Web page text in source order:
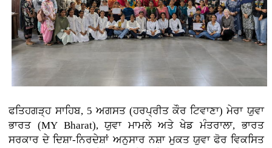
ਫਤਿਹਗੜ੍ਹ ਸਾਹਿਬ, 5 ਅਗਸਤ (ਹਰਪ੍ਰੀਤ ਕੌਰ ਟਿਵਾਣਾ) ਮੇਰਾ ਯੁਵਾ
ਭਾਰਤ (MY Bharat), ਯੁਵਾ ਮਾਮਲੇ ਅਤੇ ਖੇਡ ਮੰਤਰਾਲਾ, ਭਾਰਤ
ਸਰਕਾਰ ਦੇ ਦਿਸ਼ਾ-ਨਿਰਦੇਸ਼ਾਂ ਅਨੁਸਾਰ ਨਸ਼ਾ ਮੁਕਤ ਯੁਵਾ ਫੋਰ ਵਿਕਸਿਤ